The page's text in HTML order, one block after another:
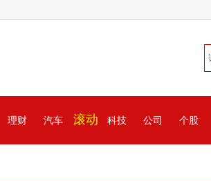
理财 汽车 滚动 科技 公司 个股